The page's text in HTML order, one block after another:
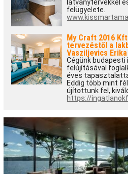
látványtervekkel
felügyelete.
My Craft 2016
tervezéstől a
Vasziljevics Erika
Cégünk budapesti
felújításával
éves
Eddig több mint
újítottunk fel,
https://